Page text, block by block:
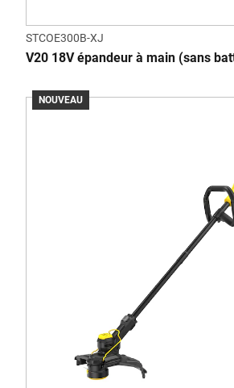
STCOE300B-XJ
V20 18V épandeur à main (sans
NOUVEAU